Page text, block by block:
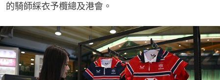
的騎師綵衣予欖總及港會。